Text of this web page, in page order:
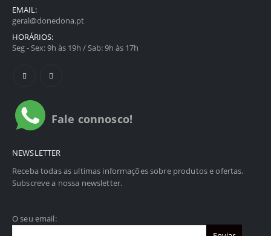
EMAIL:
geral@donedona.pt
HORÁRIOS:
Seg - Sex: 9h às 19h / Sab: 9h às 17h
Fale connosco!
NEWSLETTER
Receba todas as ultimas informações sobre produtos e ofertas.
Subscreve a nossa newsletter.
O seu email: